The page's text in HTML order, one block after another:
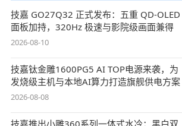
技嘉 GO27Q32 正式发布：五重 QD-OLED
面板加持，320Hz 极速与影院级画面兼得
2026-08-10
技嘉钛金雕1600PG5 AI TOP电源来袭，为
发烧级主机与本地AI算力打造旗舰供电方案
2026-08-08